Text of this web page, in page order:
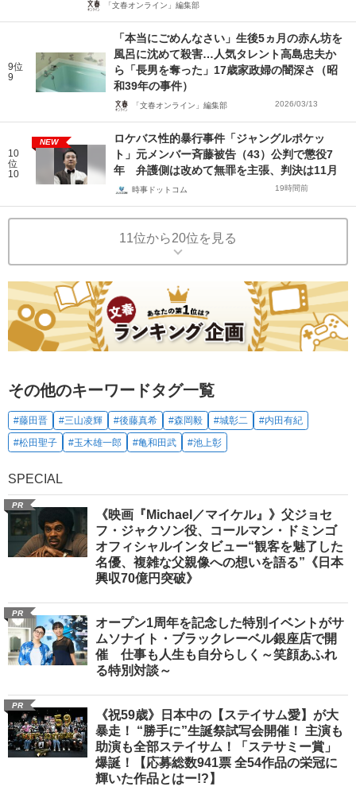
「文春オンライン」編集部
9位
9
「本当にごめんなさい」生後5ヵ月の赤ん坊を
風呂に沈めて殺害…人気タレント高島忠夫か
ら「長男を奪った」17歳家政婦の闇深さ（昭
和39年の事件）
「文春オンライン」編集部 2026/03/13
10
位
10
NEW
ロケバス性的暴行事件「ジャングルポケッ
ト」元メンバー斉藤被告（43）公判で懲役7
年 弁護側は改めて無罪を主張、判決は11月
時事ドットコム 19時間前
11位から20位を見る
その他のキーワードタグ一覧
#藤田晋 #三山凌輝 #後藤真希 #森岡毅 #城彰二
#内田有紀
#松田聖子
#玉木雄一郎 #亀和田武 #池上彰
SPECIAL
PR
《映画『Michael／マイケル』》父ジョセ
フ・ジャクソン役、コールマン・ドミンゴ
オフィシャルインタビュー“観客を魅了した
名優、複雑な父親像への想いを語る”《日本
興収70億円突破》
PR
オープン1周年を記念した特別イベントがサ
ムソナイト・ブラックレーベル銀座店で開
催 仕事も人生も自分らしく～笑顔あふれ
る特別対談～
PR
《祝59歳》日本中の【ステイサム愛】が大
暴走！ “勝手に”生誕祭試写会開催！ 主演も
助演も全部ステイサム！「ステサミー賞」
爆誕！【応募総数941票 全54作品の栄冠に
輝いた作品とはー!?】